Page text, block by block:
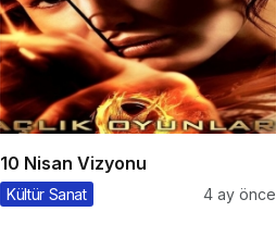
10 Nisan Vizyonu
Kültür Sanat 4 ay önce